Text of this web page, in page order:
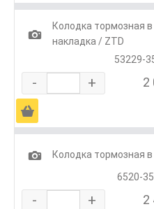
1
Колодка тормозная
накладка / ZTD
53229-
- + 2
Ä
1
Колодка тормозная
6520-
- + 2